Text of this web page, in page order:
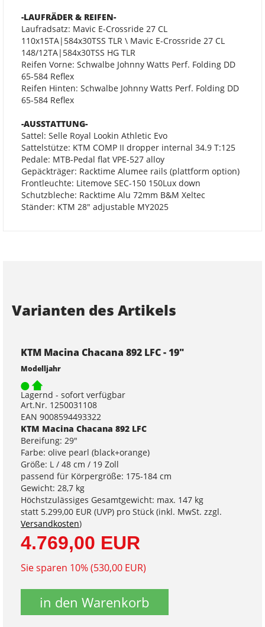
-LAUFRÄDER & REIFEN-
Laufradsatz: Mavic E-Crossride 27 CL
110x15TA|584x30TSS TLR \ Mavic E-Crossride 27 CL
148/12TA|584x30TSS HG TLR
Reifen Vorne: Schwalbe Johnny Watts Perf. Folding DD
65-584 Reflex
Reifen Hinten: Schwalbe Johnny Watts Perf. Folding DD
65-584 Reflex
-AUSSTATTUNG-
Sattel: Selle Royal Lookin Athletic Evo
Sattelstütze: KTM COMP II dropper internal 34.9 T:125
Pedale: MTB-Pedal flat VPE-527 alloy
Gepäckträger: Racktime Alumee rails (plattform option)
Frontleuchte: Litemove SEC-150 150Lux down
Schutzbleche: Racktime Alu 72mm B&M Xeltec
Ständer: KTM 28" adjustable MY2025
Varianten des Artikels
KTM Macina Chacana 892 LFC - 19"
Modelljahr
Lagernd - sofort verfügbar
Art.Nr. 1250031108
EAN 9008594493322
KTM Macina Chacana 892 LFC
Bereifung: 29"
Farbe: olive pearl (black+orange)
Größe: L / 48 cm / 19 Zoll
passend für Körpergröße: 175-184 cm
Gewicht: 28,7 kg
Höchstzulässiges Gesamtgewicht: max. 147 kg
statt 5.299,00 EUR (UVP) pro Stück (inkl. MwSt. zzgl.
Versandkosten)
4.769,00 EUR
Sie sparen 10% (530,00 EUR)
in den Warenkorb